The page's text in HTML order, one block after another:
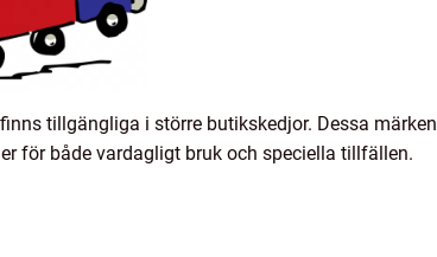
tillgängliga i större butikskedjor. Dessa märken
för både vardagligt bruk och speciella tillfällen.